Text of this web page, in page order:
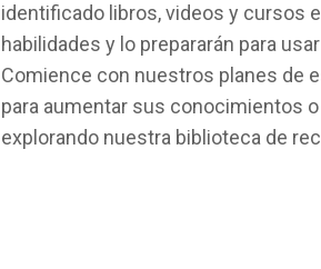
identificado libros, videos y cursos
habilidades y lo prepararán para
Comience con nuestros planes de
para aumentar sus conocimientos
explorando nuestra biblioteca de